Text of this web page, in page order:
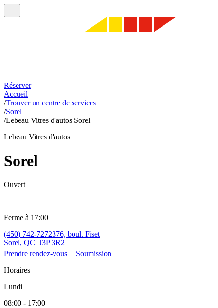
Réserver
Accueil
/Trouver un centre de services
/Sorel
/Lebeau Vitres d'autos Sorel
Lebeau Vitres d'autos
Sorel
Ouvert
Ferme à 17:00
(450) 742-7272376, boul. Fiset
Sorel, QC, J3P 3R2
Prendre rendez-vous
Soumission
Horaires
Lundi
08:00 - 17:00